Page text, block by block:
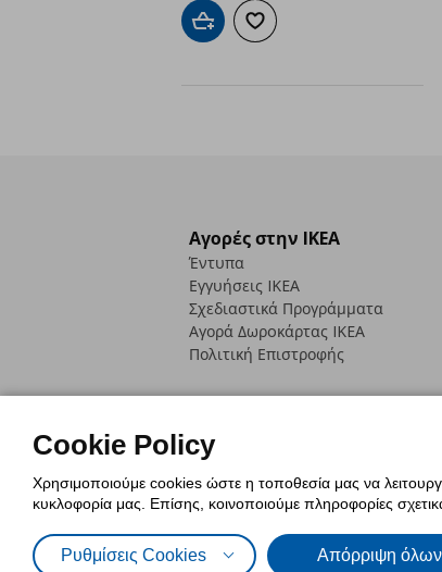
Προσθήκη στο καλάθι
Προσθήκη στα αγαπημένα
Αγορές στην IKEA
Έντυπα
Εγγυήσεις IKEA
Σχεδιαστικά Προγράμματα
Αγορά Δωρoκάρτας IKEA
Πολιτική Επιστροφής
Πολιτική CookiesΔήλωση
Cookie Policy
Χρησιμοποιούμε cookies ώστε η τοποθεσία μας να
κυκλοφορία μας. Επίσης, κοινοποιούμε πληροφορίες
Ρυθμίσεις Cookies Απόρριψη όλων